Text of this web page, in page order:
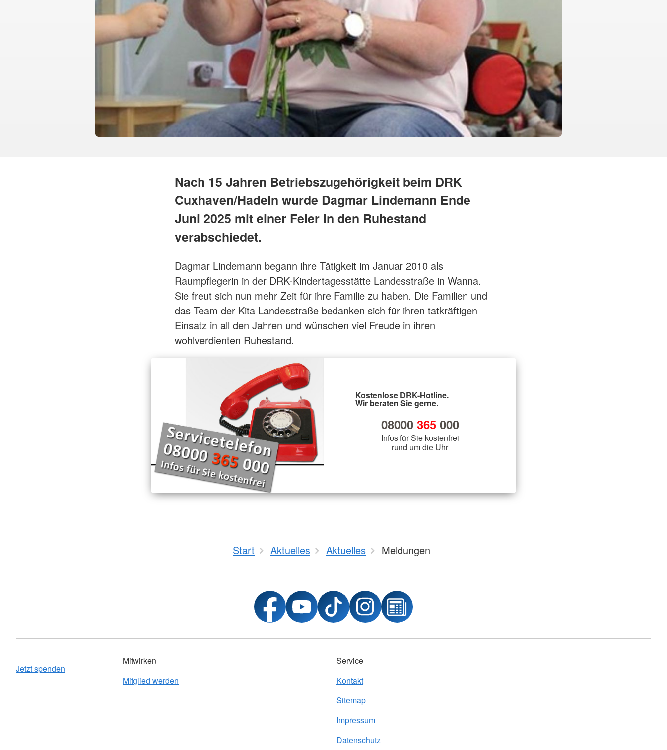
Nach 15 Jahren Betriebszugehörigkeit beim DRK
Cuxhaven/Hadeln wurde Dagmar Lindemann Ende
Juni 2025 mit einer Feier in den Ruhestand
verabschiedet.
Dagmar Lindemann begann ihre Tätigkeit im Januar 2010 als
Raumpflegerin in der DRK-Kindertagesstätte Landesstraße in Wanna.
Sie freut sich nun mehr Zeit für ihre Familie zu haben. Die Familien und
das Team der Kita Landesstraße bedanken sich für ihren tatkräftigen
Einsatz in all den Jahren und wünschen viel Freude in ihren
wohlverdienten Ruhestand.
Kostenlose DRK-Hotline.
Wir beraten Sie gerne.
08000 365000
Infos für Sie kostenfrei
rund um die Uhr
Start Aktuelles Aktuelles Meldungen
Jetzt spenden
Mitwirken
Mitglied werden
Service
Kontakt
Sitemap
Impressum
Datenschutz